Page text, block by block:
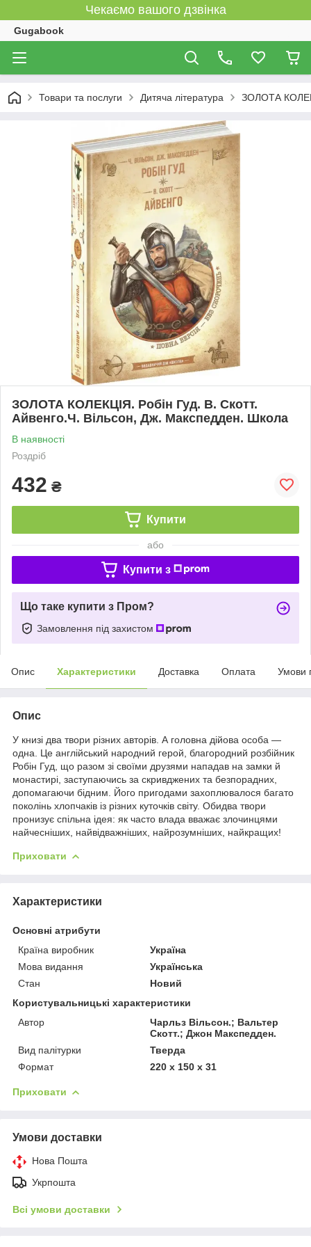
Чекаємо вашого дзвінка
Gugabook
Товари та послуги Дитяча література ЗОЛОТА
ЗОЛОТА КОЛЕКЦІЯ. Робін Гуд. В. Скотт.
Айвенго.Ч. Вільсон, Дж. Макспедден. Школа
В наявності
Роздріб
432 ₴
Купити
або
Купити з
Що таке купити з Пром?
Замовлення під захистом
Опис Характеристики Доставка Оплата Умови
Опис
У книзі два твори різних авторів. А головна дійова особа —
одна. Це англійський народний герой, благородний розбійник
Робін Гуд, що разом зі своїми друзями нападав на замки й
монастирі, заступаючись за скривджених та безпорадних,
допомагаючи бідним. Його пригодами захоплювалося багато
поколінь хлопчаків із різних куточків світу. Обидва твори
пронизує спільна ідея: як часто влада вважає злочинцями
найчесніших, найвідважніших, найрозумніших, найкращих!
Приховати
Характеристики
Основні атрибути
Країна виробник
Україна
Мова видання
Українська
Стан
Новий
Користувальницькі характеристики
Автор
Чарльз Вільсон.; Вальтер
Скотт.; Джон Макспедден.
Вид палітурки
Тверда
Формат
220 х 150 х 31
Приховати
Умови доставки
Нова Пошта
Укрпошта
Всі умови доставки